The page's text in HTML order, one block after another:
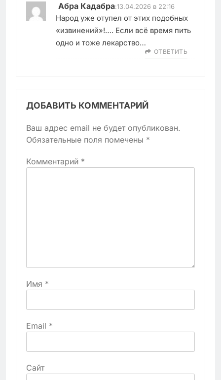
Абра Кадабра:13.04.2026 в 22:16
Народ уже отупел от этих подобных
«извинений»!…. Если всё время пить
одно и тоже лекарство…
ОТВЕТИТЬ
ДОБАВИТЬ КОММЕНТАРИЙ
Ваш адрес email не будет опубликован.
Обязательные поля помечены *
Комментарий *
Имя *
Email *
Сайт